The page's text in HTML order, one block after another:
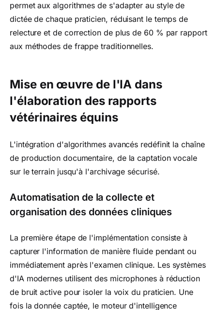
permet aux algorithmes de s'adapter au style de
dictée de chaque praticien, réduisant le temps de
relecture et de correction de plus de 60 % par rapport
aux méthodes de frappe traditionnelles.
Mise en œuvre de l'IA dans
l'élaboration des rapports
vétérinaires équins
L'intégration d'algorithmes avancés redéfinit la chaîne
de production documentaire, de la captation vocale
sur le terrain jusqu'à l'archivage sécurisé.
Automatisation de la collecte et
organisation des données cliniques
La première étape de l'implémentation consiste à
capturer l'information de manière fluide pendant ou
immédiatement après l'examen clinique. Les systèmes
d'IA modernes utilisent des microphones à réduction
de bruit active pour isoler la voix du praticien. Une
fois la donnée captée, le moteur d'intelligence